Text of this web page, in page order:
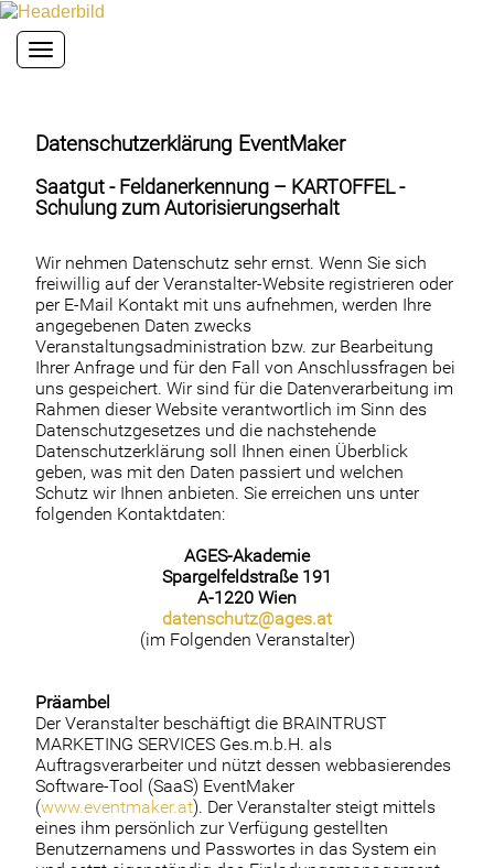
Toggle navigation
Datenschutzerklärung EventMaker
Saatgut - Feldanerkennung – KARTOFFEL -
Schulung zum Autorisierungserhalt
Wir nehmen Datenschutz sehr ernst. Wenn Sie sich
freiwillig auf der Veranstalter-Website registrieren oder
per E-Mail Kontakt mit uns aufnehmen, werden Ihre
angegebenen Daten zwecks
Veranstaltungsadministration bzw. zur Bearbeitung
Ihrer Anfrage und für den Fall von Anschlussfragen bei
uns gespeichert. Wir sind für die Datenverarbeitung im
Rahmen dieser Website verantwortlich im Sinn des
Datenschutzgesetzes und die nachstehende
Datenschutzerklärung soll Ihnen einen Überblick
geben, was mit den Daten passiert und welchen
Schutz wir Ihnen anbieten. Sie erreichen uns unter
folgenden Kontaktdaten:
AGES-Akademie
Spargelfeldstraße 191
A-1220 Wien
datenschutz@ages.at
(im Folgenden Veranstalter)
Präambel
Der Veranstalter beschäftigt die BRAINTRUST
MARKETING SERVICES Ges.m.b.H. als
Auftragsverarbeiter und nützt dessen webbasierendes
Software-Tool (SaaS) EventMaker
(www.eventmaker.at). Der Veranstalter steigt mittels
eines ihm persönlich zur Verfügung gestellten
Benutzernamens und Passwortes in das System ein